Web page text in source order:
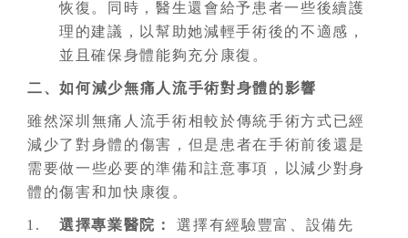
恢復。同時，醫生還會給予患者一些後續護
理的建議，以幫助她減輕手術後的不適感，
並且確保身體能夠充分康復。
二、如何減少無痛人流手術對身體的影響
雖然深圳無痛人流手術相較於傳統手術方式已經
減少了對身體的傷害，但是患者在手術前後還是
需要做一些必要的準備和註意事項，以減少對身
體的傷害和加快康復。
選擇專業醫院：
選擇有經驗豐富、設備先